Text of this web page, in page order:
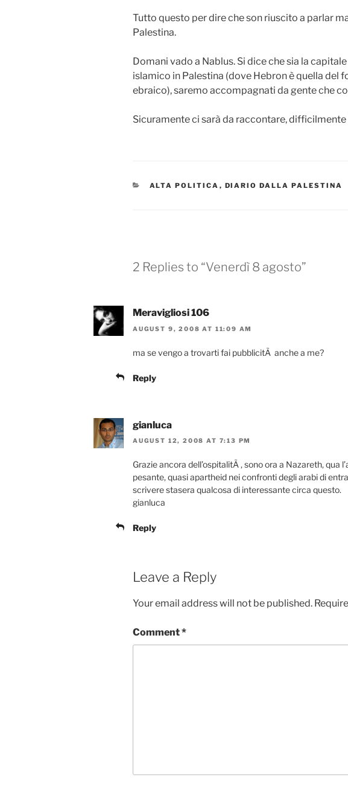
Tutto questo per dire che son riuscito a parlar
Palestina.
Domani vado a Nablus. Si dice che sia la
islamico in Palestina (dove Hebron è quella del
ebraico), saremo accompagnati da gente che
Sicuramente ci sarà da raccontare, difficilmente
CATEGORIES
ALTA POLITICA , DIARIO DALLA PALESTINA
2 Replies to “Venerdì 8 agosto”
Meravigliosi 106
AUGUST 9, 2008 AT 11:09 AM
ma se vengo a trovarti fai pubblicitÃ anche a me?
Reply
gianluca
AUGUST 12, 2008 AT 7:13 PM
Grazie ancora dell’ospitalitÃ , sono ora a Nazareth, qua
pesante, quasi apartheid nei confronti degli arabi di
scrivere stasera qualcosa di interessante circa questo.
gianluca
Reply
Leave a Reply
Your email address will not be published.
Comment*